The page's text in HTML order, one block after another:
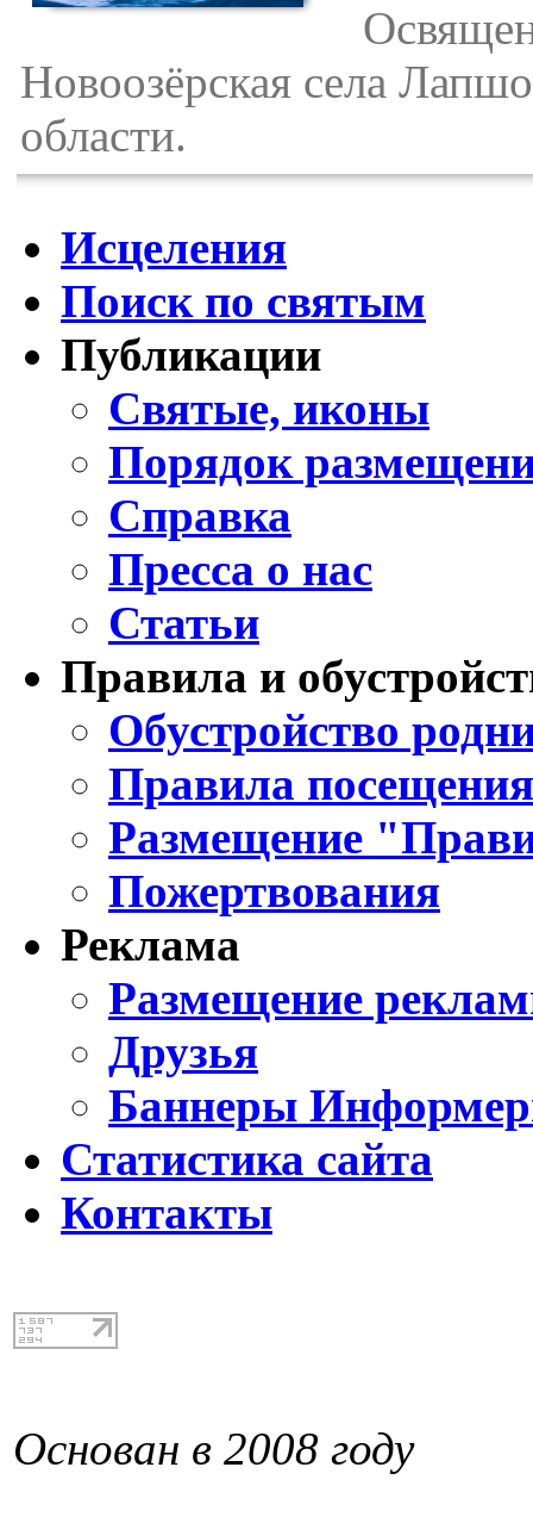
Новоозёрская села
области.
Исцеления
Поиск по святым
Публикации
Святые, иконы
Порядок
Справка
Пресса о нас
Статьи
Правила и
Обустройство
Правила
Размещение
Пожертвования
Реклама
Размещение
Друзья
Баннеры
Статистика сайта
Контакты
Основан в 2008 году